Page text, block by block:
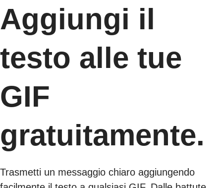
Aggiungi il
testo alle tue
GIF
gratuitamente.
Trasmetti un messaggio chiaro aggiungendo